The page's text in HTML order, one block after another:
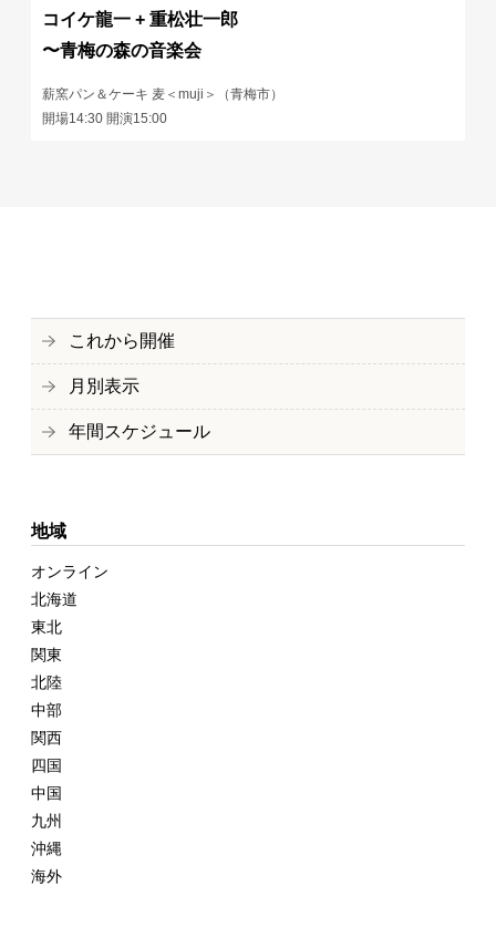
コイケ龍一 + 重松壮一郎
〜青梅の森の音楽会
薪窯パン＆ケーキ 麦＜muji＞（青梅市）
開場14:30 開演15:00
これから開催
月別表示
年間スケジュール
地域
オンライン
北海道
東北
関東
北陸
中部
関西
四国
中国
九州
沖縄
海外